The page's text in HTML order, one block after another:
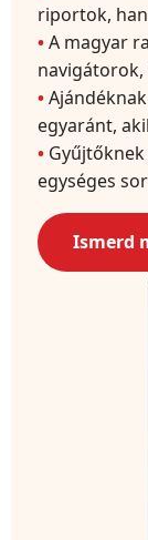
riportok,
A magyar
egyaránt,
egységes
Ismerd